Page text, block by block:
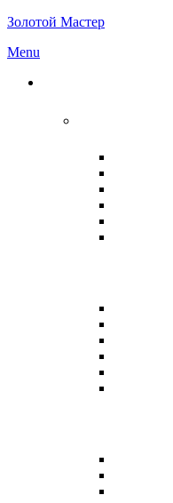
Золотой Мастер
Menu